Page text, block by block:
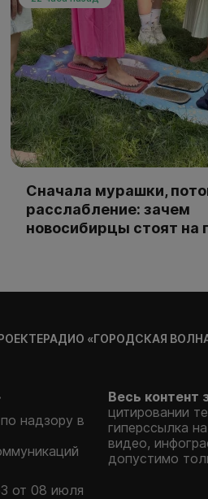
Сначала мурашки,
расслабление: зачем
новосибирцы стоят на
РАДИО «ГОРОДСКАЯ
надзору в
от 08 июля
Весь контент
цитировании
гиперссылка
видео,
допустимо